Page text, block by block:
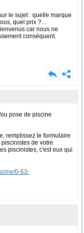
le sujet : quelle marque
quel prix ?...
car nous ne
conséquent.
pose de piscine
remplissez le formulaire
de votre
piscinistes, c'est eux qui
0-63-